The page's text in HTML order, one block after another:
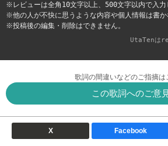
※レビューは全角10文字以上、500文字以内で入力
※他の人が不快に思うような内容や個人情報は書か
※投稿後の編集・削除はできません。
UtaTenは
歌詞の間違いなどのご指摘は
この歌詞へのご意
X Facebook